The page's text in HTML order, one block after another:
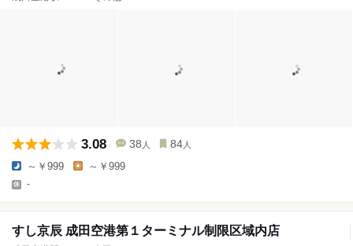
3.08 38 人 84 人
～￥999 ～￥999
-
すし京辰 成田空港第１ターミナル制限区域内店